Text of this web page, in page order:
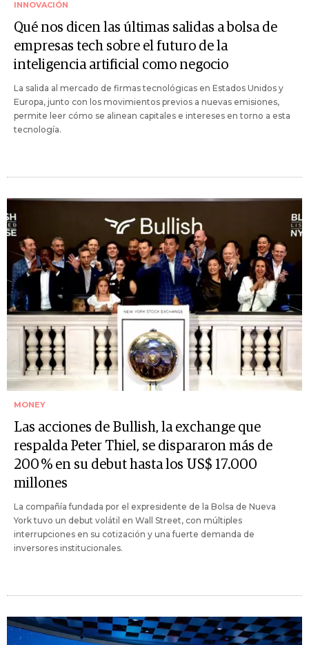
INNOVACIÓN
Qué nos dicen las últimas salidas a bolsa de
empresas tech sobre el futuro de la
inteligencia artificial como negocio
La salida al mercado de firmas tecnológicas en Estados Unidos y
Europa, junto con los movimientos previos a nuevas emisiones,
permite leer cómo se alinean capitales e intereses en torno a esta
tecnología.
MONEY
Las acciones de Bullish, la exchange que
respalda Peter Thiel, se dispararon más de
200 % en su debut hasta los US$ 17.000
millones
La compañía fundada por el expresidente de la Bolsa de Nueva
York tuvo un debut volátil en Wall Street, con múltiples
interrupciones en su cotización y una fuerte demanda de
inversores institucionales.